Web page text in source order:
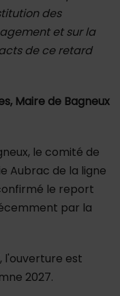
des
et sur la
de ce retard
Maire de Bagneux
le comité de
Aubrac de la ligne
le report
par la
l'ouverture est
2027.